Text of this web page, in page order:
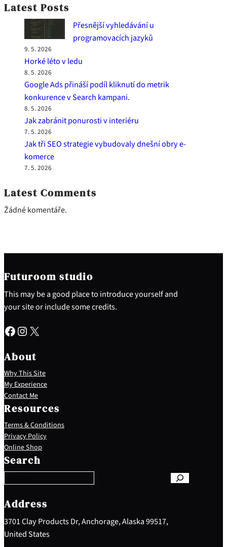
Latest Posts
Přesnější vyhledávání u
programovacích jazyků
9. 5. 2026
Horké léto v ledu
8. 5. 2026
Google Ads přináší podíl kliknutí do metrik
konkurence v Search kampani.
8. 5. 2026
Jak zabránit ponurosti v interiéru
7. 5. 2026
Jak tři SEO strategie vybudovaly dnešní obry e-
komerce
7. 5. 2026
Latest Comments
Žádné komentáře.
Futuroom studio
This may be a good place to introduce yourself and
your site or include some credits.
Facebook Instagram X
About
Why This Site
My Experience
Contact Me
Resources
Terms & Conditions
Privacy Policy
Online Shop
Search
S
e
a
c
h
Address
3701 Clay Products Dr, Anchorage, Alaska 99517,
United States